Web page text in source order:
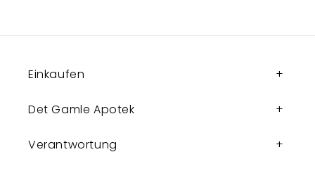
Einkaufen
Det Gamle Apotek
Verantwortung